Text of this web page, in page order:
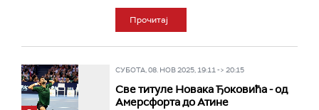
Прочитај
СУБОТА, 08. НОВ 2025, 19:11 -> 20:15
Све титуле Новака Ђоковића - од
Амерсфорта до Атине